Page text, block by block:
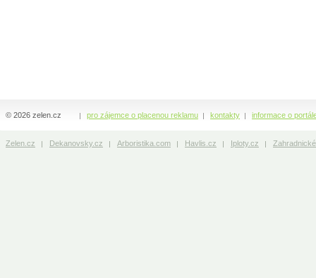
pro zájemce o placenou reklamu kontakty informace o
© 2026 zelen.cz
Zelen.cz Dekanovsky.cz Arboristika.com Havlis.cz Iploty.cz